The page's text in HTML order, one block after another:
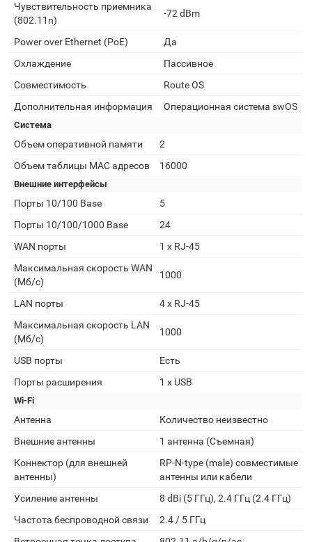
Чувствительность приемника
(802.11n)
-72 dBm
Power over Ethernet (PoE)
Да
Охлаждение
Пассивное
Совместимость
Route OS
Дополнительная информация
Операционная система swOS
Система
Объем оперативной памяти
2
Объем таблицы MAC адресов
16000
Внешние интерфейсы
Порты 10/100 Base
5
Порты 10/100/1000 Base
24
WAN порты
1 х RJ-45
Максимальная скорость WAN
(Мб/с)
1000
LAN порты
4 x RJ-45
Максимальная скорость LAN
(Мб/с)
1000
USB порты
Есть
Порты расширения
1 x USB
Wi-Fi
Антенна
Количество неизвестно
Внешние антенны
1 антенна (Съемная)
Коннектор (для внешней
антенны)
RP-N-type (male) совместимые
антенны или кабели
Усиление антенны
8 dBi (5 ГГц), 2.4 ГГц (2.4 ГГц)
Частота беспроводной связи
2.4 / 5 ГГц